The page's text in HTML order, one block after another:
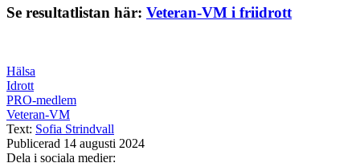
Se resultatlistan här: Veteran-VM i friidrott
Hälsa
Idrott
PRO-medlem
Veteran-VM
Text: Sofia Strindvall
Publicerad 14 augusti 2024
Dela i sociala medier: